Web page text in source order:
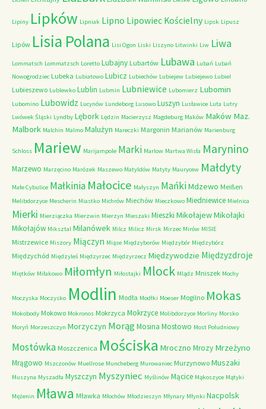
Lipiny Lipków Lipniak Lipno Lipowiec Kościelny Lipsk Lipusz
Lipów Lisia Polana Lisi Ogon Liski Liszyno Litwinki Liw Liwa
Lommatsch Lommatzsch Loretto Lubajny Lubartów Lubawa Lubań Lubań
Nowogrodziec Lubeka Lubiatowo Lubicz Lubiechów Lubiejew Lubiejewo Lubiel
Lubieszewo Lublewko Lublin Lubmin Lubniewice Lubomierz Lubomin
Lubomino Lubowidz Lucynów Lundeborg Lusowo Luszyn Lusławice Luta Lutry
Lwówek Śląski Lyndby Lębork Lędzin Macierzysz Magdeburg Maków Maków Maz.
Malbork Malchin Malmo Malużyn Mareczki Margonin Marianów Marienburg
Schloss Mariew Marijampole Marki Marlow Martwa Wisła Marynino
Marzewo Marzęcino Marózek Maszewo Matyldów Matyty Maurycew Małdyty
Małe Cybulice Małkinia Małocice Małyszyn MańkiMdzewo Meißen
Melibdorzyce Mescherin Miastko Michrów Miechów Mieczkowo Miedniewice Mielnica
Mierki Mierziączka Mierzwin Mierzyn Mieszaki Mieszki MikołajewMikołajki
Mikołajów Miksztal Milanówek Milcz Milicz Mirsk Mirzec Mirów MISIE
Mistrzewice Miszory Miączyn Miąse Międzyborów Międzybór Międzybórz
Międzychód Międzyleś Międzyrzec Międzyrzecz Międzywodzie Międzyzdroje
Miętków Miłakowo Miłomłyn Miłostajki Mlock Mlądz Mniszek Mochy
Moczyska Moczysko Modlin Modła Modłki Moeser Mogilno Mokas
Mokobody Mokowo Mokronos Mokrzyca Mokrzyce Molibdorzyce Morliny Morsko
Moryń Morzeszczyn Morzyczyn MorągMosina Mostowo Most Południowy
Mostówka Moszczenica Mościska Mroczno Mrozy Mrzeżyno
Mrągowo Mszczonów Muellrose Muncheberg Murowaniec Murzynowo Muszaki
Muszyna Myszadła Myszczyn Myszyniec Myślinów Mącice Mąkoszyce Mątyki
Mężenin Mława Mławka Młochów Młodzieszyn Młynary Młynki Nacpolsk